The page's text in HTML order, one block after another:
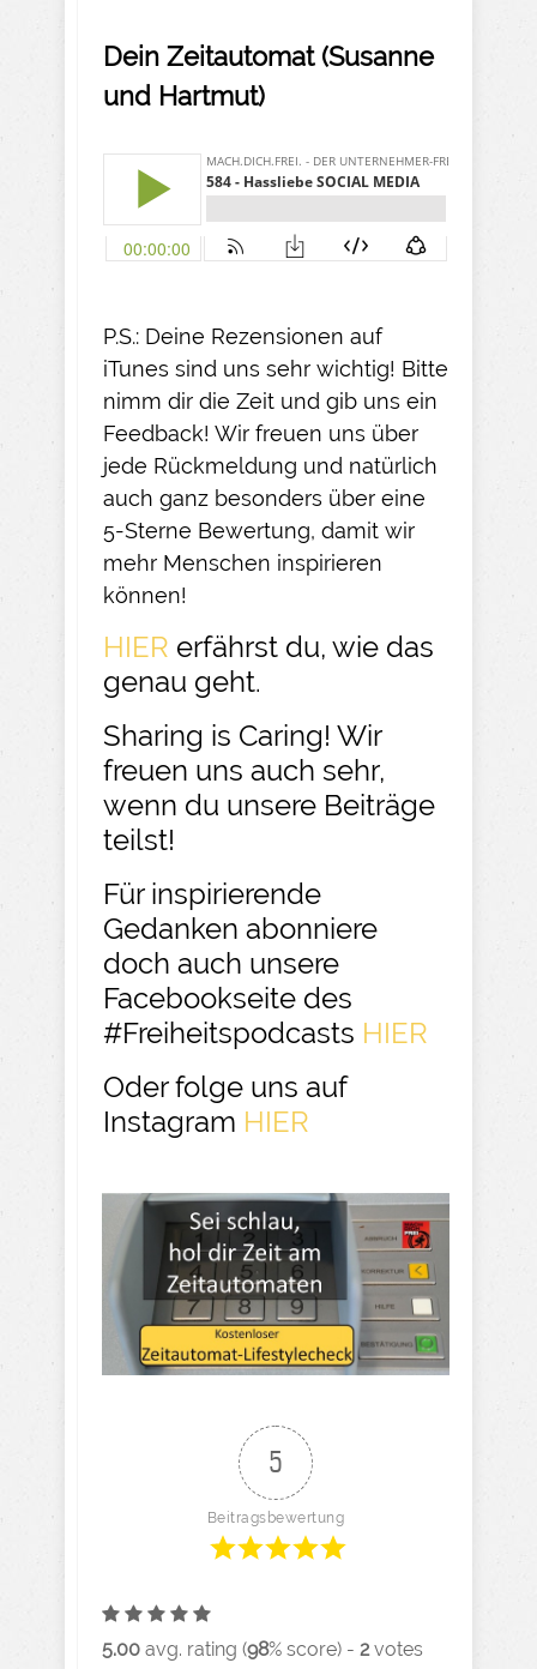
Dein Zeitautomat (Susanne
und Hartmut)
P.S.: Deine Rezensionen auf
iTunes sind uns sehr wichtig! Bitte
nimm dir die Zeit und gib uns ein
Feedback! Wir freuen uns über
jede Rückmeldung und natürlich
auch ganz besonders über eine
5-Sterne Bewertung, damit wir
mehr Menschen inspirieren
können!
HIER erfährst du, wie das
genau geht.
Sharing is Caring! Wir
freuen uns auch sehr,
wenn du unsere Beiträge
teilst!
Für inspirierende
Gedanken abonniere
doch auch unsere
Facebookseite des
#Freiheitspodcasts HIER
Oder folge uns auf
Instagram HIER
5
Beitragsbewertung
5.00 avg. rating (98% score) - 2votes